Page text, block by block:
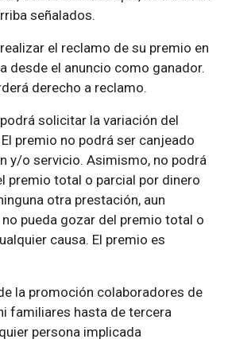
señalados.
el reclamo de su premio en
desde el anuncio como ganador.
derecho a reclamo.
solicitar la variación del
premio no podrá ser canjeado
y/o servicio. Asimismo, no podrá
premio total o parcial por dinero
otra prestación, aun
pueda gozar del premio total o
causa. El premio es
la promoción colaboradores de
ni familiares hasta de tercera
persona implicada